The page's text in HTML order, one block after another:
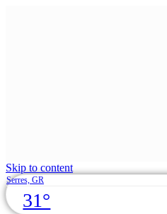
Skip to content
Serres, GR
31°